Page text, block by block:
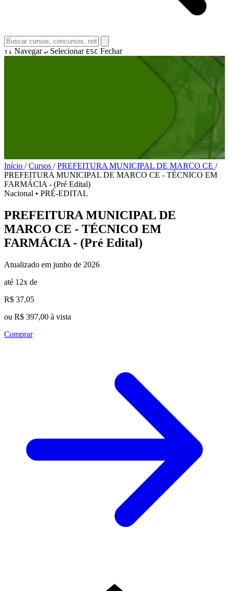
↑↓ Navegar ↵ Selecionar ESC Fechar
Início / Cursos / PREFEITURA MUNICIPAL DE MARCO CE /
PREFEITURA MUNICIPAL DE MARCO CE - TÉCNICO EM
FARMÁCIA - (Pré Edital)
Nacional • PRÉ-EDITAL
PREFEITURA MUNICIPAL DE
MARCO CE - TÉCNICO EM
FARMÁCIA - (Pré Edital)
Atualizado em junho de 2026
até 12x de
R$ 37,05
ou R$ 397,00 à vista
Comprar